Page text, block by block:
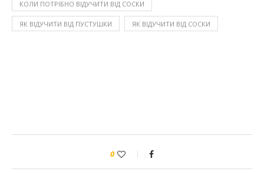
КОЛИ ПОТРІБНО ВІДУЧИТИ ВІД СОСКИ
ЯК ВІДУЧИТИ ВІД ПУСТУШКИ ЯК ВІДУЧИТИ ВІД СОСКИ
0